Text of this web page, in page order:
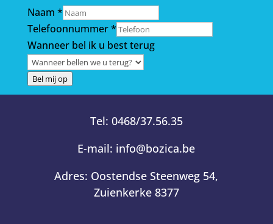
u
bel
ik
Naam *
Telefoonnummer*
Wanneer bel ik u best terug
Bel mij op
Tel: 0468/37.56.35
E-mail: info@bozica.be
Adres: Oostendse Steenweg 54,
Zuienkerke 8377